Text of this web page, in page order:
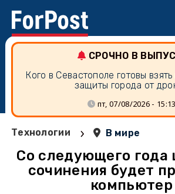
СРОЧНО В
Кого в Севастополе готовы
защиты города от
пт, 07/08/2026 - 15:13
Технологии › В мире
Со следующего года
сочинения будет
компьютер